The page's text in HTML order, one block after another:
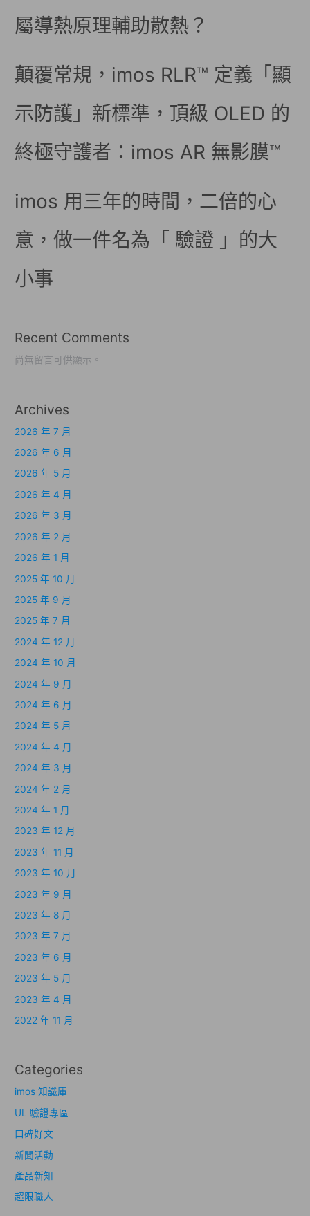
屬導熱原理輔助散熱？
顛覆常規，imos RLR™ 定義「顯
示防護」新標準，頂級 OLED 的
終極守護者：imos AR 無影膜™
imos 用三年的時間，二倍的心
意，做一件名為「 驗證 」的大
小事
Recent Comments
尚無留言可供顯示。
Archives
2026 年 7 月
2026 年 6 月
2026 年 5 月
2026 年 4 月
2026 年 3 月
2026 年 2 月
2026 年 1 月
2025 年 10 月
2025 年 9 月
2025 年 7 月
2024 年 12 月
2024 年 10 月
2024 年 9 月
2024 年 6 月
2024 年 5 月
2024 年 4 月
2024 年 3 月
2024 年 2 月
2024 年 1 月
2023 年 12 月
2023 年 11 月
2023 年 10 月
2023 年 9 月
2023 年 8 月
2023 年 7 月
2023 年 6 月
2023 年 5 月
2023 年 4 月
2022 年 11 月
Categories
imos 知識庫
UL 驗證專區
口碑好文
新聞活動
產品新知
超限職人